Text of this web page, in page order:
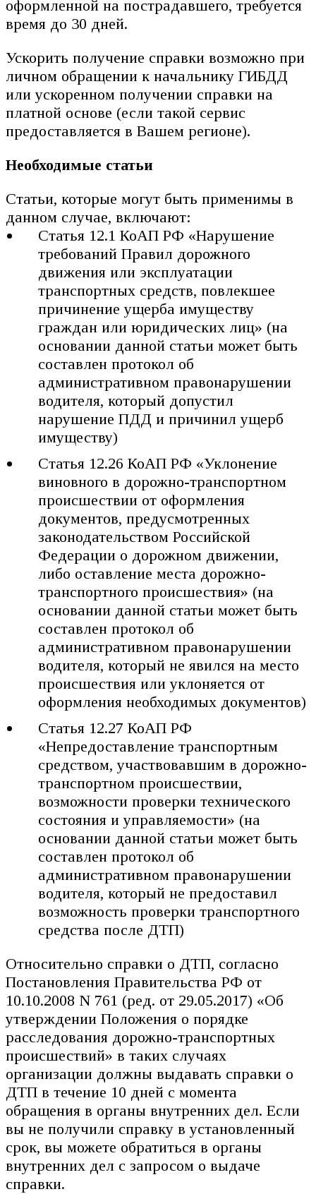
оформленной на пострадавшего, требуется
время до 30 дней.
Ускорить получение справки возможно при
личном обращении к начальнику ГИБДД
или ускоренном получении справки на
платной основе (если такой сервис
предоставляется в Вашем регионе).
Необходимые статьи
Статьи, которые могут быть применимы в
данном случае, включают:
Статья 12.1 КоАП РФ «Нарушение
требований Правил дорожного
движения или эксплуатации
транспортных средств, повлекшее
причинение ущерба имуществу
граждан или юридических лиц» (на
основании данной статьи может быть
составлен протокол об
административном правонарушении
водителя, который допустил
нарушение ПДД и причинил ущерб
имуществу)
Статья 12.26 КоАП РФ «Уклонение
виновного в дорожно-транспортном
происшествии от оформления
документов, предусмотренных
законодательством Российской
Федерации о дорожном движении,
либо оставление места дорожно-
транспортного происшествия» (на
основании данной статьи может быть
составлен протокол об
административном правонарушении
водителя, который не явился на место
происшествия или уклоняется от
оформления необходимых документов)
Статья 12.27 КоАП РФ
«Непредоставление транспортным
средством, участвовавшим в дорожно-
транспортном происшествии,
возможности проверки технического
состояния и управляемости» (на
основании данной статьи может быть
составлен протокол об
административном правонарушении
водителя, который не предоставил
возможность проверки транспортного
средства после ДТП)
Относительно справки о ДТП, согласно
Постановления Правительства РФ от
10.10.2008 N 761 (ред. от 29.05.2017) «Об
утверждении Положения о порядке
расследования дорожно-транспортных
происшествий» в таких случаях
организации должны выдавать справки о
ДТП в течение 10 дней с момента
обращения в органы внутренних дел. Если
вы не получили справку в установленный
срок, вы можете обратиться в органы
внутренних дел с запросом о выдаче
справки.